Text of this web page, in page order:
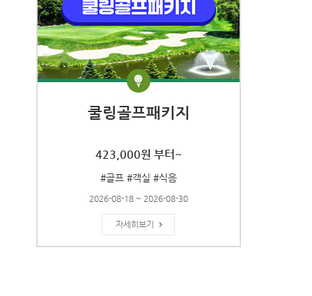
쿨링골프패키지
423,000원 부터~
#골프 #객실 #식음
2026-08-18 ~ 2026-08-30
자세히보기